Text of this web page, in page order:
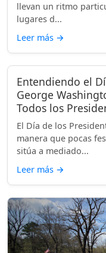
llevan un ritmo
lugares d...
Leer más →
Entendiendo el
George
Todos los
El Día de los
manera que pocas
sitúa a mediado...
Leer más →